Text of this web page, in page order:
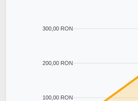
300,00 RON
200,00 RON
100,00 RON